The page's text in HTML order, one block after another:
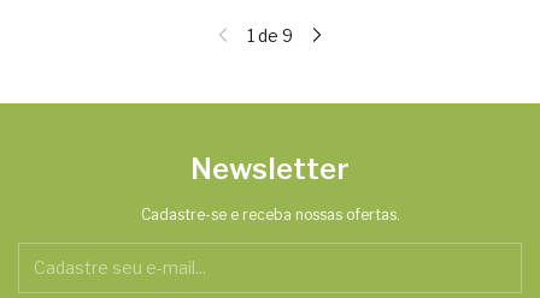
1 de 9
Newsletter
Cadastre-se e receba nossas ofertas.